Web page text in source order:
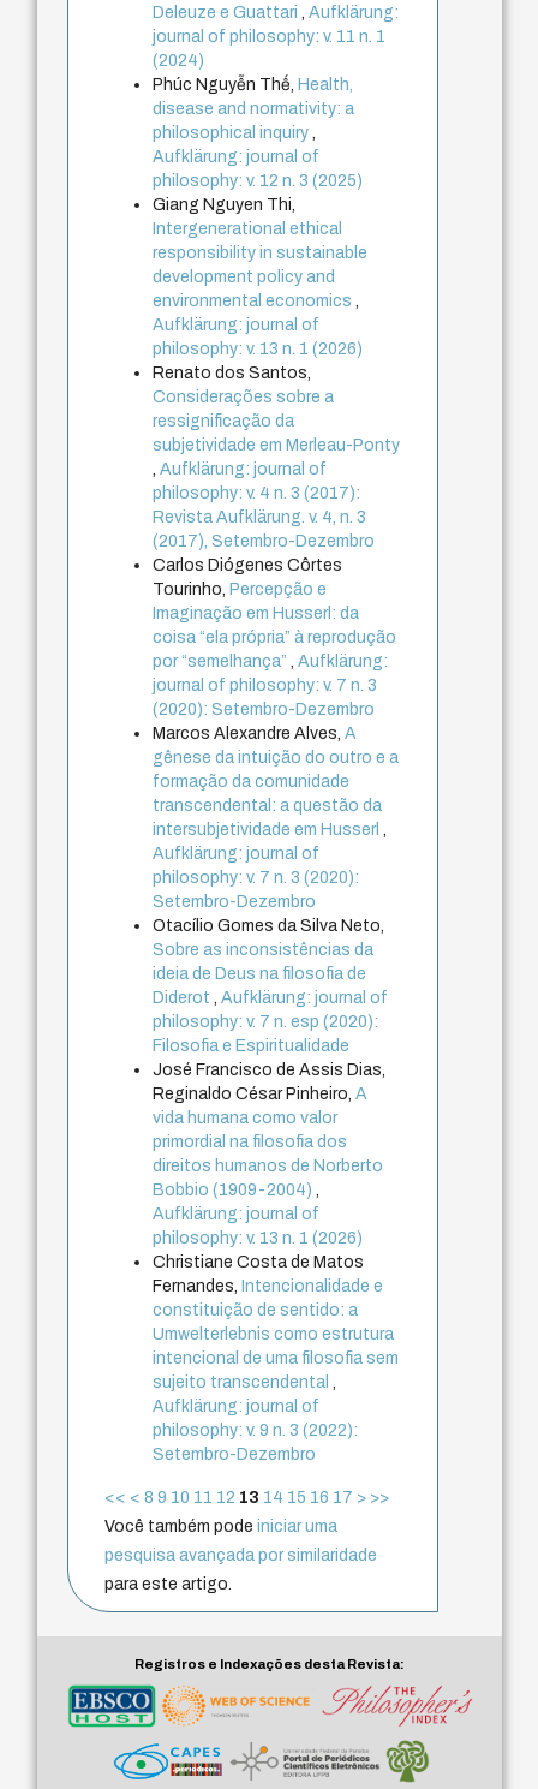
Deleuze e Guattari,Aufklärung:
journal of philosophy: v. 11 n. 1
(2024)
Phúc Nguyễn Thế, Health,
disease and normativity: a
philosophical inquiry,
Aufklärung: journal of
philosophy: v. 12 n. 3 (2025)
Giang Nguyen Thi,
Intergenerational ethical
responsibility in sustainable
development policy and
environmental economics,
Aufklärung: journal of
philosophy: v. 13 n. 1 (2026)
Renato dos Santos,
Considerações sobre a
ressignificação da
subjetividade em Merleau-Ponty
,Aufklärung: journal of
philosophy: v. 4 n. 3 (2017):
Revista Aufklärung. v. 4, n. 3
(2017), Setembro-Dezembro
Carlos Diógenes Côrtes
Tourinho, Percepção e
Imaginação em Husserl: da
coisa “ela própria” à reprodução
por “semelhança”,Aufklärung:
journal of philosophy: v. 7 n. 3
(2020): Setembro-Dezembro
Marcos Alexandre Alves,A
gênese da intuição do outro e a
formação da comunidade
transcendental: a questão da
intersubjetividade em Husserl,
Aufklärung: journal of
philosophy: v. 7 n. 3 (2020):
Setembro-Dezembro
Otacílio Gomes da Silva Neto,
Sobre as inconsistências da
ideia de Deus na filosofia de
Diderot,Aufklärung: journal of
philosophy: v. 7 n. esp (2020):
Filosofia e Espiritualidade
José Francisco de Assis Dias,
Reginaldo César Pinheiro,A
vida humana como valor
primordial na filosofia dos
direitos humanos de Norberto
Bobbio (1909-2004),
Aufklärung: journal of
philosophy: v. 13 n. 1 (2026)
Christiane Costa de Matos
Fernandes, Intencionalidade e
constituição de sentido: a
Umwelterlebnis como estrutura
intencional de uma filosofia sem
sujeito transcendental,
Aufklärung: journal of
philosophy: v. 9 n. 3 (2022):
Setembro-Dezembro
<< < 8 9 10 11 12 13 14 15 16 17 > >>
Você também podeiniciar uma
pesquisa avançada por similaridade
para este artigo.
Registros e Indexações desta Revista: